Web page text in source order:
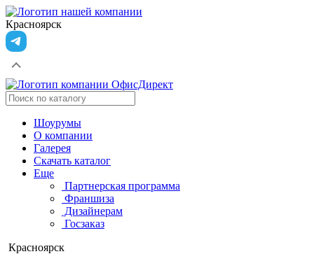
Красноярск
Шоурумы
О компании
Галерея
Скачать каталог
Еще
Партнерская программа
Франшиза
Дизайнерам
Госзаказ
Красноярск